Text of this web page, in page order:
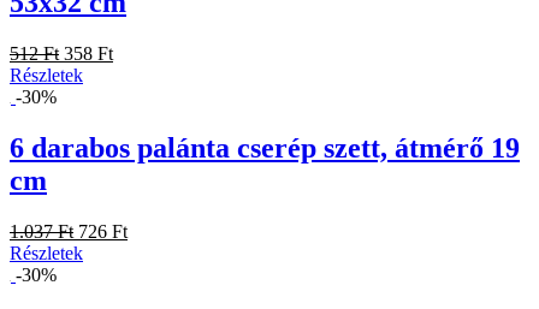
512 Ft 358 Ft
Részletek
-30%
6 darabos palánta cserép szett, átmérő 19
cm
1.037 Ft 726 Ft
Részletek
-30%